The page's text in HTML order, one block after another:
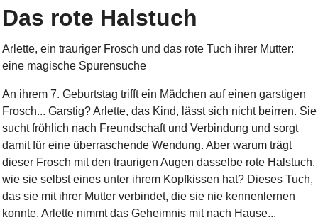
Das rote Halstuch
Arlette, ein trauriger Frosch und das rote Tuch ihrer Mutter:
eine magische Spurensuche
An ihrem 7. Geburtstag trifft ein Mädchen auf einen garstigen
Frosch... Garstig? Arlette, das Kind, lässt sich nicht beirren. Sie
sucht fröhlich nach Freundschaft und Verbindung und sorgt
damit für eine überraschende Wendung. Aber warum trägt
dieser Frosch mit den traurigen Augen dasselbe rote Halstuch,
wie sie selbst eines unter ihrem Kopfkissen hat? Dieses Tuch,
das sie mit ihrer Mutter verbindet, die sie nie kennenlernen
konnte. Arlette nimmt das Geheimnis mit nach Hause...